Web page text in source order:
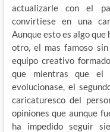
actualizarle con el
convirtiese en una
Aunque esto es algo
otro, el mas famoso
equipo creativo
que mientras que el
evolucionase, el
caricaturesco del
opiniones que aunque
ha impedido seguir